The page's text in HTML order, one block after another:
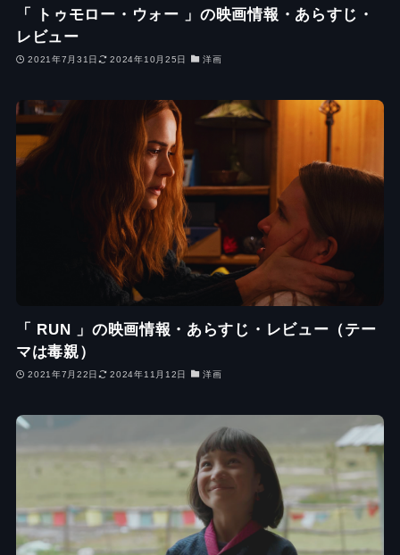
「 トゥモロー・ウォー 」の映画情報・あらすじ・
レビュー
2021年7月31日 2024年10月25日 洋画
「 RUN 」の映画情報・あらすじ・レビュー（テー
マは毒親）
2021年7月22日 2024年11月12日 洋画